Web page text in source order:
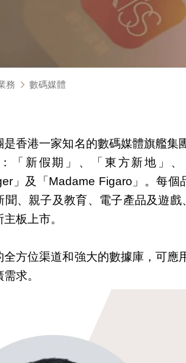
務 數碼媒體
是香港一家知名的數碼媒體旗艦
「新假期」、「東方新地」、
」及「Madame Figaro」。每
聞、親子及教育、電子產品及遊
主板上市。
全方位渠道和強大的數據庫，可
求。